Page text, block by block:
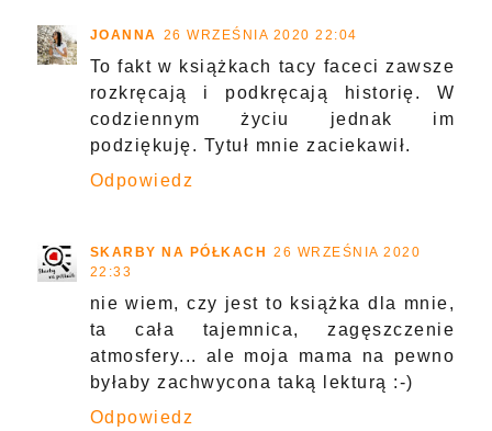
JOANNA 26 WRZEŚNIA 2020 22:04
To fakt w książkach tacy faceci zawsze
rozkręcają i podkręcają historię. W
codziennym życiu jednak im
podziękuję. Tytuł mnie zaciekawił.
Odpowiedz
SKARBY NA PÓŁKACH
26 WRZEŚNIA 2020
22:33
nie wiem, czy jest to książka dla mnie,
ta cała tajemnica, zagęszczenie
atmosfery... ale moja mama na pewno
byłaby zachwycona taką lekturą :-)
Odpowiedz